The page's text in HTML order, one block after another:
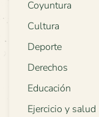
Coyuntura
Cultura
Deporte
Derechos
Educación
Ejercicio y salud